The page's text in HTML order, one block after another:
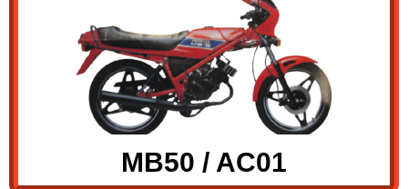
MB50 / AC01